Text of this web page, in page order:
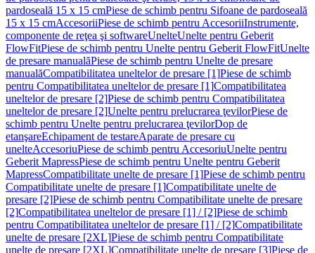
pardoseală 15 x 15 cmPiese de schimb pentru Sifoane de pardoseală
15 x 15 cmAccesoriiPiese de schimb pentru AccesoriiInstrumente,
componente de reţea şi softwareUnelteUnelte pentru Geberit
FlowFitPiese de schimb pentru Unelte pentru Geberit FlowFitUnelte
de presare manualăPiese de schimb pentru Unelte de presare
manualăCompatibilitatea uneltelor de presare [1]Piese de schimb
pentru Compatibilitatea uneltelor de presare [1]Compatibilitatea
uneltelor de presare [2]Piese de schimb pentru Compatibilitatea
uneltelor de presare [2]Unelte pentru prelucrarea ţevilorPiese de
schimb pentru Unelte pentru prelucrarea ţevilorDop de
etanşareEchipament de testareAparate de presare cu
unelteAccesoriuPiese de schimb pentru AccesoriuUnelte pentru
Geberit MapressPiese de schimb pentru Unelte pentru Geberit
MapressCompatibilitate unelte de presare [1]Piese de schimb pentru
Compatibilitate unelte de presare [1]Compatibilitate unelte de
presare [2]Piese de schimb pentru Compatibilitate unelte de presare
[2]Compatibilitatea uneltelor de presare [1] / [2]Piese de schimb
pentru Compatibilitatea uneltelor de presare [1] / [2]Compatibilitate
unelte de presare [2XL]Piese de schimb pentru Compatibilitate
unelte de presare [2XL]Compatibilitate unelte de presare [3]Piese de